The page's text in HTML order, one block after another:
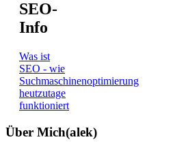
SEO-
Info
Was ist
SEO - wie
Suchmaschinenoptimierung
heutzutage
funktioniert
Über Mich(alek)